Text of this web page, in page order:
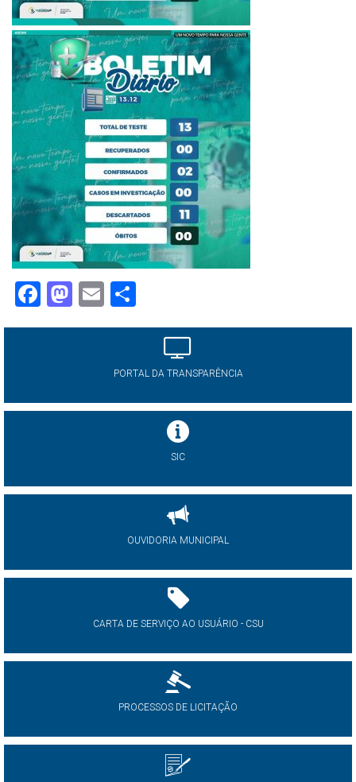
Facebook
Mastodon
Email
PORTAL DA TRANSPARÊNCIA
SIC
OUVIDORIA MUNICIPAL
CARTA DE SERVIÇO AO USUÁRIO - CSU
PROCESSOS DE LICITAÇÃO